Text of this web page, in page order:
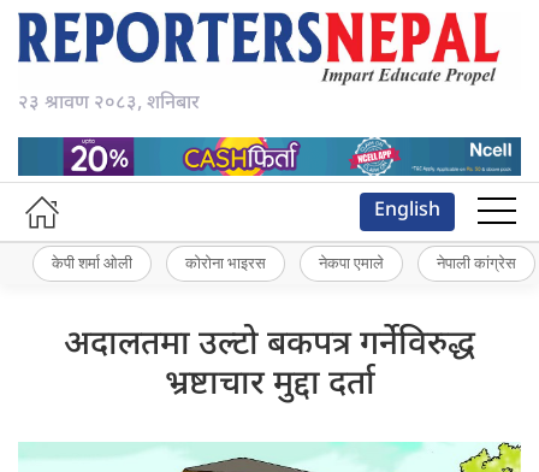
२३ श्रावण २०८३, शनिबार
English
केपी शर्मा ओली कोरोना भाइरस नेकपा एमाले नेपाली कांग्रेस
अदालतमा उल्टो बकपत्र गर्नेविरुद्ध
भ्रष्टाचार मुद्दा दर्ता